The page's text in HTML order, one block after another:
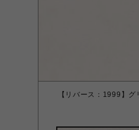
【リバース：1999】